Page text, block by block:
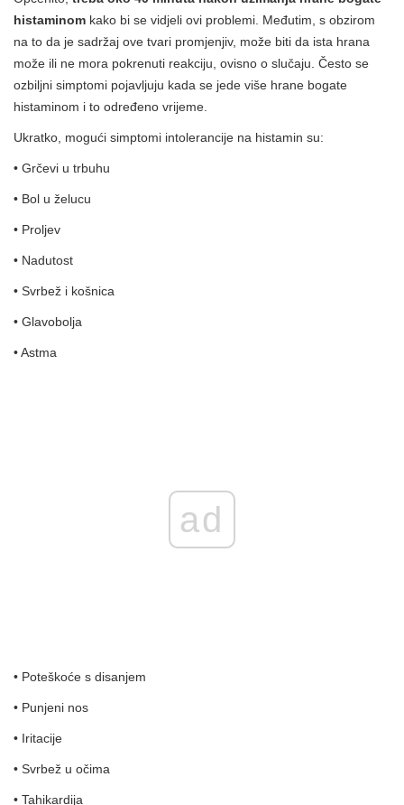
histaminom kako bi se vidjeli ovi problemi. Međutim, s obzirom
na to da je sadržaj ove tvari promjenjiv, može biti da ista hrana
može ili ne mora pokrenuti reakciju, ovisno o slučaju. Često se
ozbiljni simptomi pojavljuju kada se jede više hrane bogate
histaminom i to određeno vrijeme.
Ukratko, mogući simptomi intolerancije na histamin su:
• Grčevi u trbuhu
• Bol u želucu
• Proljev
• Nadutost
• Svrbež i košnica
• Glavobolja
• Astma
ad
• Poteškoće s disanjem
• Punjeni nos
• Iritacije
• Svrbež u očima
• Tahikardija